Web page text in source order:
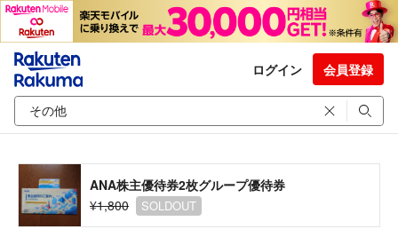
ログイン 会員登録
ANA株主優待券2枚グループ優待券
¥1,800
SOLDOUT